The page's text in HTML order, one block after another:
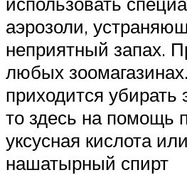
аэрозоли,
неприятный запах.
любых
приходится убирать
то здесь на помощь
уксусная кислота
нашатырный спирт